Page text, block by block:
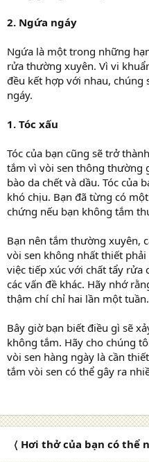
2. Ngứa ngáy
Ngứa là một trong những
rửa thường xuyên. Vì vi
đều kết hợp với nhau, chúng
ngáy.
1. Tóc xấu
Tóc của bạn cũng sẽ trở
tắm vì vòi sen thông thường
bào da chết và dầu. Tóc của
khó chịu. Bạn đã từng có
chứng nếu bạn không tắm
Bạn nên tắm thường xuyên,
vòi sen không nhất thiết
việc tiếp xúc với chất tẩy rửa
các vấn đề khác. Hãy nhớ
thậm chí chỉ hai lần một tuần.
Bây giờ bạn biết điều gì sẽ
không tắm. Hãy cho chúng
vòi sen hàng ngày là cần
tắm vòi sen có thể gây ra
〈 Hơi thở của bạn có thể